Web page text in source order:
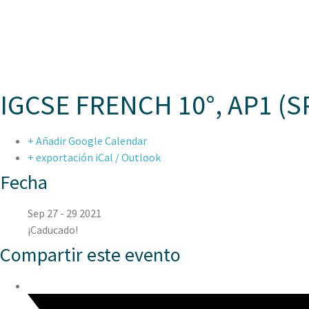
IGCSE FRENCH 10°, AP1
+ Añadir Google Calendar
+ exportación iCal / Outlook
Fecha
Sep 27 - 29 2021
¡Caducado!
Compartir este evento